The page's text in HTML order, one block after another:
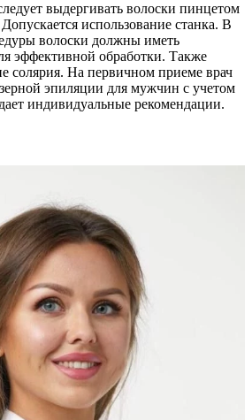
выдергивать волоски пинцетом
использование станка. В
волоски должны иметь
эффективной обработки. Также
солярия. На первичном приеме врач
эпиляции для мужчин с учетом
индивидуальные рекомендации.